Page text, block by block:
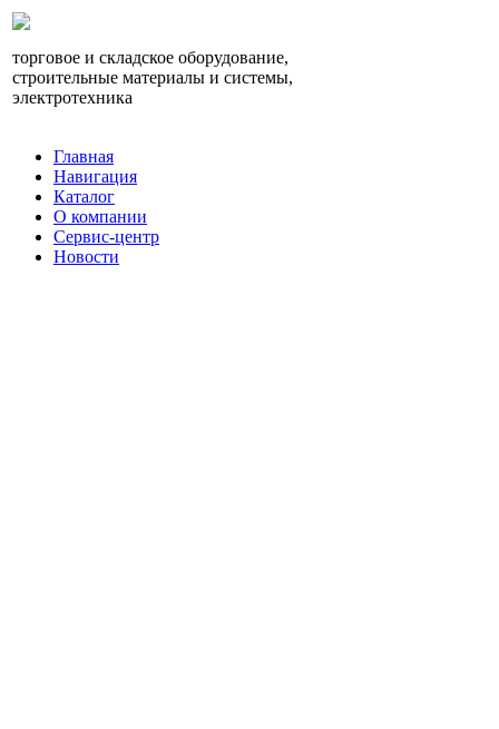
торговое и складское оборудование,
строительные материалы и системы,
электротехника
Главная
Навигация
Каталог
О компании
Сервис-центр
Новости